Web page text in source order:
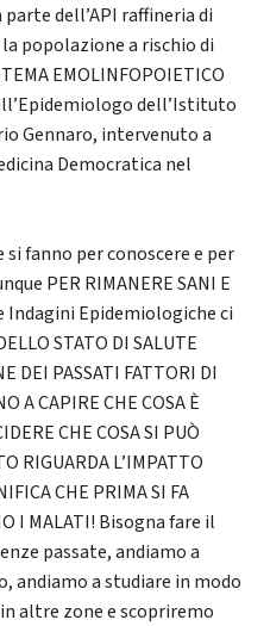
dell’API raffineria di
popolazione a rischio di
EMOLINFOPOIETICO
dell’Istituto
Gennaro, intervenuto a
Democratica nel
fanno per conoscere e per
PER RIMANERE SANI E
Indagini Epidemiologiche ci
STATO DI SALUTE
DEI PASSATI FATTORI DI
A CAPIRE CHE COSA È
CHE COSA SI PUÒ
RIGUARDA L’IMPATTO
CHE PRIMA SI FA
I MALATI! Bisogna fare il
passate, andiamo a
andiamo a studiare in modo
altre zone e scopriremo